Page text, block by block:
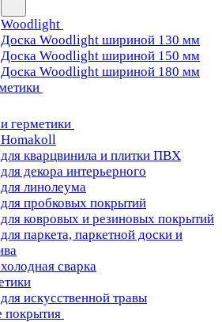
Woodlight
Доска Woodlight шириной 130 мм
Доска Woodlight шириной 150 мм
Доска Woodlight шириной 180 мм
герметики
кварцвинила и плитки ПВХ
декора интерьерного
линолеума
пробковых покрытий
ковровых и резиновых покрытий
паркета, паркетной доски и
сварка
искусственной травы
покрытия